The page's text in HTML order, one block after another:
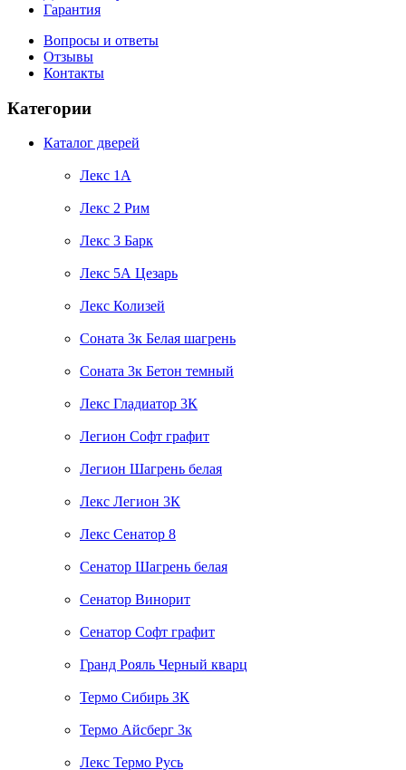
Гарантия
Вопросы и ответы
Отзывы
Контакты
Категории
Каталог дверей
Лекс 1А
Лекс 2 Рим
Лекс 3 Барк
Лекс 5А Цезарь
Лекс Колизей
Соната 3к Белая шагрень
Соната 3к Бетон темный
Лекс Гладиатор 3К
Легион Софт графит
Легион Шагрень белая
Лекс Легион 3К
Лекс Сенатор 8
Сенатор Шагрень белая
Сенатор Винорит
Сенатор Софт графит
Гранд Рояль Черный кварц
Термо Сибирь 3К
Термо Айсберг 3к
Лекс Термо Русь